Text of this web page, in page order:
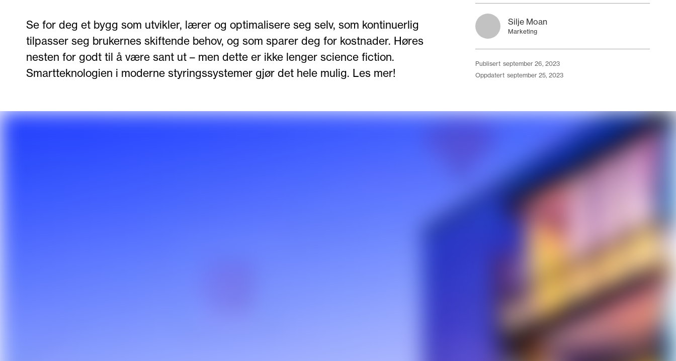
Se for deg et bygg som utvikler, lærer og optimalisere seg selv, som kontinuerlig
tilpasser seg brukernes skiftende behov, og som sparer deg for kostnader. Høres
nesten for godt til å være sant ut – men dette er ikke lenger science fiction.
Smartteknologien i moderne styringssystemer gjør det hele mulig. Les mer!
Silje Moan
Marketing
publisert september 26, 2023
oppdatert september 25, 2023